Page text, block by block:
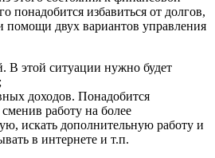
понадобится избавиться от долгов,
помощи двух вариантов управления
В этой ситуации нужно будет
доходов. Понадобится
работу на более
искать дополнительную работу и
в интернете и т.п.